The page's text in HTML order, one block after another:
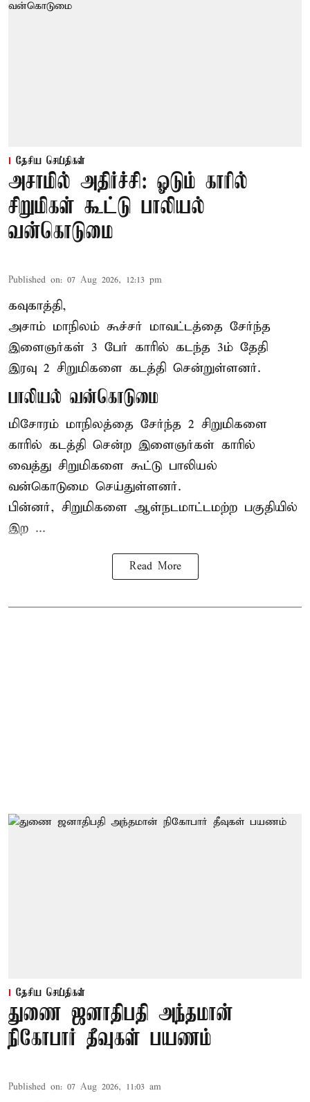
தேசிய செய்திகள்
அசாமில் அதிர்ச்சி: ஓடும் காரில்
சிறுமிகள் கூட்டு பாலியல்
வன்கொடுமை
Published on: 07 Aug 2026, 12:13 pm
கவுகாத்தி,
அசாம் மாநிலம் கூச்சர் மாவட்டத்தை சேர்ந்த
இளைஞர்கள் 3 பேர் காரில் கடந்த 3ம் தேதி
இரவு 2 சிறுமிகளை கடத்தி சென்றுள்ளனர்.
பாலியல் வன்கொடுமை
மிசோரம் மாநிலத்தை சேர்ந்த 2 சிறுமிகளை
காரில் கடத்தி சென்ற இளைஞர்கள் காரில்
வைத்து சிறுமிகளை கூட்டு பாலியல்
வன்கொடுமை செய்துள்ளனர்.
பின்னர், சிறுமிகளை ஆள்நடமாட்டமற்ற பகுதியில்
இற ...
Read More
தேசிய செய்திகள்
துணை ஜனாதிபதி அந்தமான்
நிகோபார் தீவுகள் பயணம்
Published on: 07 Aug 2026, 11:03 am